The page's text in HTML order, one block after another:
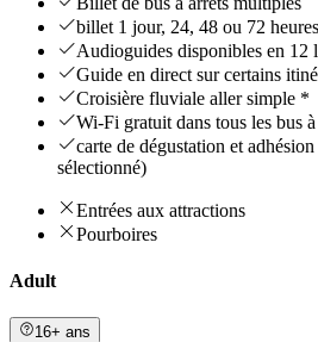
billet 1 jour, 24, 48 ou 72 heures
Audioguides disponibles en 12
Guide en direct sur certains
Croisière fluviale aller simple *
Wi-Fi gratuit dans tous les bus
carte de dégustation et
sélectionné)
Entrées aux attractions
Pourboires
Adult
16+ ans